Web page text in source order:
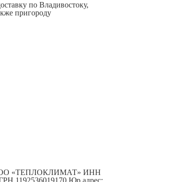
по Владивостоку,
пригороду
«ТЕПЛОКЛИМАТ» ИНН
1192536019170 Юр.адрес: